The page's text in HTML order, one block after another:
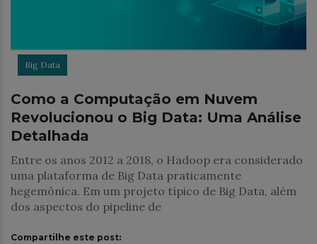
Big Data
Como a Computação em Nuvem
Revolucionou o Big Data: Uma Análise
Detalhada
Entre os anos 2012 a 2018, o Hadoop era considerado
uma plataforma de Big Data praticamente
hegemônica. Em um projeto típico de Big Data, além
dos aspectos do pipeline de
Compartilhe este post: